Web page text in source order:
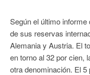
Según el último
de sus reservas
Alemania y Austria. El
en torno al 32 por cien,
otra denominación. El